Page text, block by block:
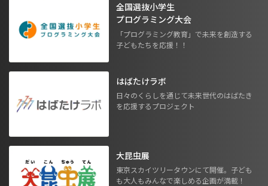
全国選抜小学生
プログラミング大会
「プログラミング教育」で未来を創造する
子どもたちを応援！！
はばたけラボ
日々のくらしを通じて未来世代のはばたき
を応援するプロジェクト
大昆虫展
東京スカイツリータウンにて開催。子ども
も大人もみんなで楽しめる企画が満載！